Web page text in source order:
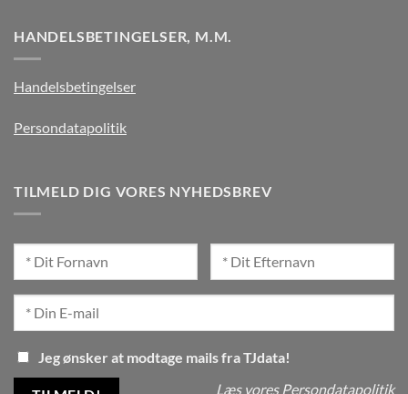
HANDELSBETINGELSER, M.M.
Handelsbetingelser
Persondatapolitik
TILMELD DIG VORES NYHEDSBREV
Jeg ønsker at modtage mails fra TJdata!
Læs vores Persondatapolitik